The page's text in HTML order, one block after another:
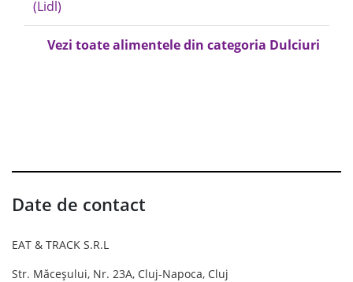
(Lidl)
Vezi toate alimentele din categoria Dulciuri
Date de contact
EAT & TRACK S.R.L
Str. Măceșului, Nr. 23A, Cluj-Napoca, Cluj